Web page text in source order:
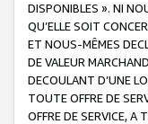
DISPONIBLES ». NI
QU’ELLE SOIT
ET NOUS-MÊMES
DE VALEUR
DECOULANT D’UNE
TOUTE OFFRE DE
OFFRE DE SERVICE,